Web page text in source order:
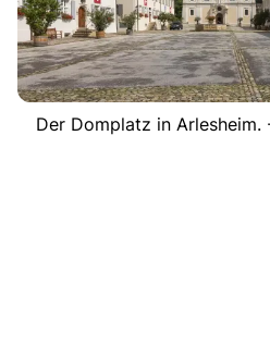
Der Domplatz in Arlesheim.